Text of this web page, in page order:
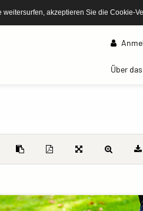
akzeptieren Sie die Cookie-
Über